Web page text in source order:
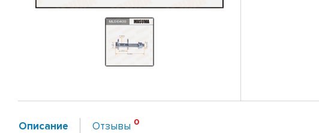
Описание Отзывы